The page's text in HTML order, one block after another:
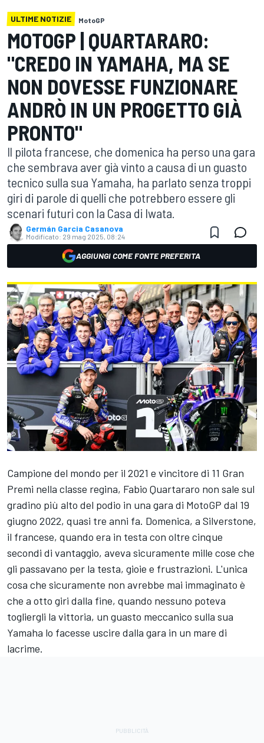
ULTIME NOTIZIE MotoGP
MOTOGP | QUARTARARO:
"CREDO IN YAMAHA, MA SE
NON DOVESSE FUNZIONARE
ANDRÒ IN UN PROGETTO GIÀ
PRONTO"
Il pilota francese, che domenica ha perso una gara
che sembrava aver già vinto a causa di un guasto
tecnico sulla sua Yamaha, ha parlato senza troppi
giri di parole di quelli che potrebbero essere gli
scenari futuri con la Casa di Iwata.
Germán Garcia Casanova
Modificato: 29 mag 2025, 08:24
AGGIUNGI COME FONTE PREFERITA
Campione del mondo per il 2021 e vincitore di 11 Gran
Premi nella classe regina, Fabio Quartararo non sale sul
gradino più alto del podio in una gara di MotoGP dal 19
giugno 2022, quasi tre anni fa. Domenica, a Silverstone,
il francese, quando era in testa con oltre cinque
secondi di vantaggio, aveva sicuramente mille cose che
gli passavano per la testa, gioie e frustrazioni. L'unica
cosa che sicuramente non avrebbe mai immaginato è
che a otto giri dalla fine, quando nessuno poteva
togliergli la vittoria, un guasto meccanico sulla sua
Yamaha lo facesse uscire dalla gara in un mare di
lacrime.